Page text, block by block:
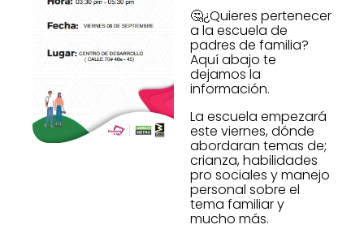
🤔¿Quieres pertenecer
a la escuela de
padres de familia?
Aquí abajo te
dejamos la
información.
La escuela empezará
este viernes, dónde
abordaran temas de;
crianza, habilidades
pro sociales y manejo
personal sobre el
tema familiar y
mucho más.